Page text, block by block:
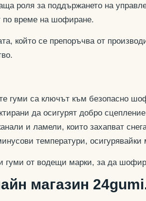
роля за поддържането на
по време на шофиране.
който се препоръчва от
гуми са ключът към безопасно
да осигурят добро
и ламели, които захапват
температури,
гуми от водещи марки, за да
магазин